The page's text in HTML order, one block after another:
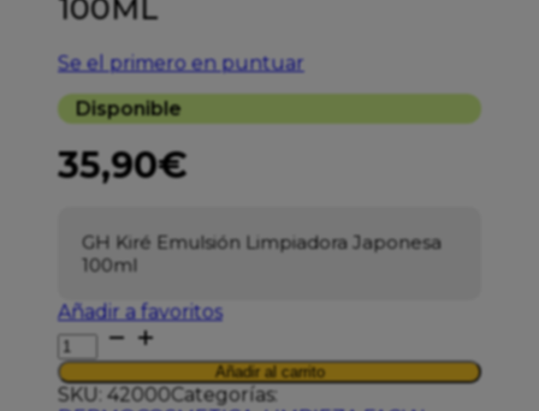
100ML
Se el primero en puntuar
Disponible
35,90€
GH Kiré Emulsión Limpiadora Japonesa
100ml
Añadir a favoritos
KIRE
EMULSION
LIMPIADORA
Añadir al carrito
SKU: 42000Categorías: